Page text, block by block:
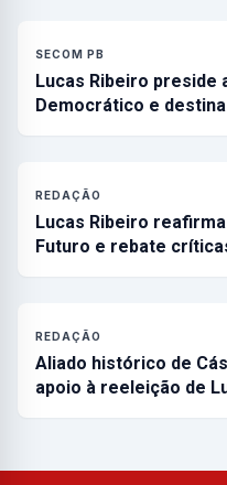
SECOM PB
Lucas Ribeiro preside
Democrático e
REDAÇÃO
Lucas Ribeiro
Futuro e rebate
REDAÇÃO
Aliado histórico de
apoio à reeleição de